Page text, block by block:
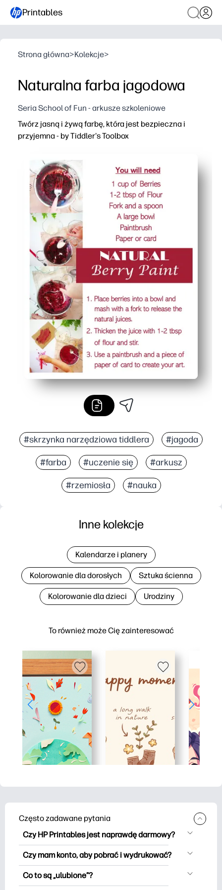
Printables
Strona główna>Kolekcje>
Naturalna farba jagodowa
Seria School of Fun - arkusze szkoleniowe
Twórz jasną i żywą farbę, która jest bezpieczna i
przyjemna - by Tiddler's Toolbox
#skrzynka narzędziowa tiddlera #jagoda
#farba #uczenie się #arkusz
#rzemiosła #nauka
To również może Cię zainteresować
Inne kolekcje
Kalendarze i planery
Kolorowanie dla dorosłych Sztuka ścienna
Kolorowanie dla dzieci Urodziny
Często zadawane pytania
Czy HP Printables jest naprawdę darmowy?
HP Printables oferuje ponad 2500
materiałów do wydrukowania do
pobrania i wydrukowania. Przeglądaj
popularne kolorowanki, zabawne
Czy mam konto, aby pobrać i wydrukować?
Możesz eksplorować i drukować bez
użycia konta. Ale logowanie pomaga
Co to są „ulubione”?